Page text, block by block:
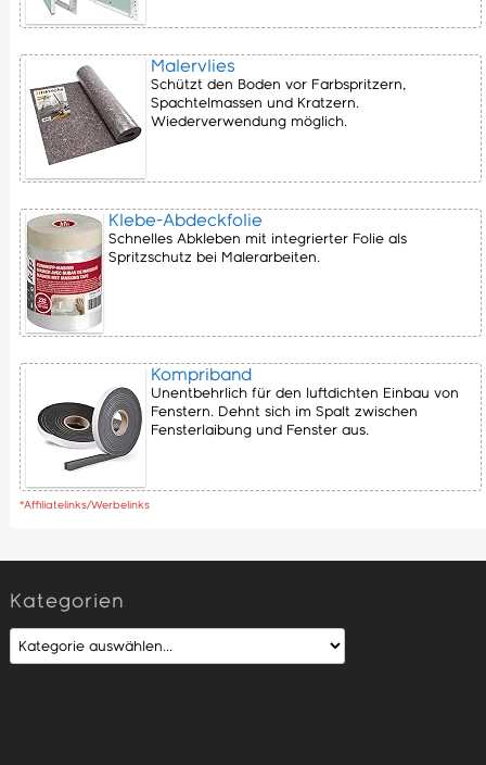
Malervlies
Schützt den Boden vor Farbspritzern,
Spachtelmassen und Kratzern.
Wiederverwendung möglich.
Klebe-Abdeckfolie
Schnelles Abkleben mit integrierter Folie als
Spritzschutz bei Malerarbeiten.
Kompriband
Unentbehrlich für den luftdichten Einbau von
Fenstern. Dehnt sich im Spalt zwischen
Fensterlaibung und Fenster aus.
*Affiliatelinks/Werbelinks
Kategorien